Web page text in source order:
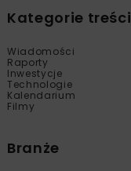
Kategorie treści
Wiadomości
Raporty
Inwestycje
Technologie
Kalendarium
Filmy
Branże